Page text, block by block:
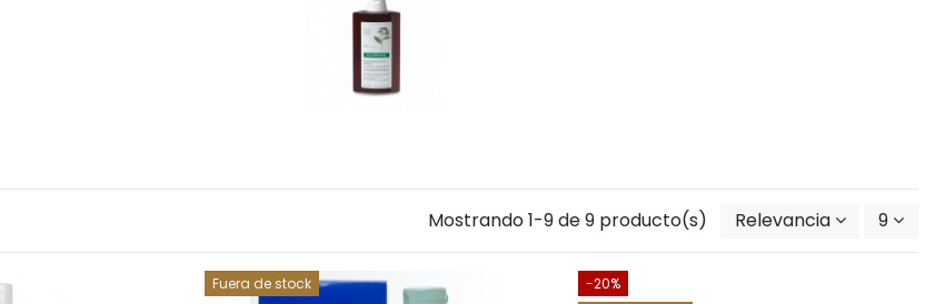
Mostrando 1-9 de 9 producto(s) Relevancia 9
Fuera de stock
-20%